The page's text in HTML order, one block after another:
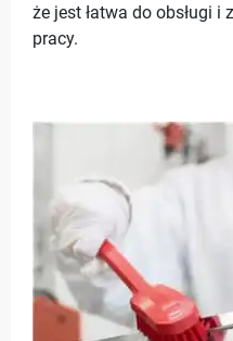
że jest łatwa do obsługi
pracy.